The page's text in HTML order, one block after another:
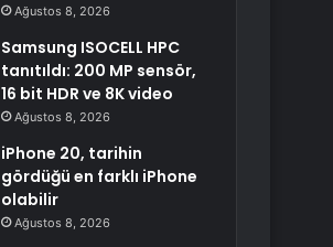
Ağustos 8, 2026
Samsung ISOCELL HPC
tanıtıldı: 200 MP sensör,
16 bit HDR ve 8K video
Ağustos 8, 2026
iPhone 20, tarihin
gördüğü en farklı iPhone
olabilir
Ağustos 8, 2026